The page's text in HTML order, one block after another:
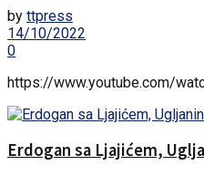
by ttpress
14/10/2022
0
https://www.youtube.com/
Erdogan sa Ljajićem,